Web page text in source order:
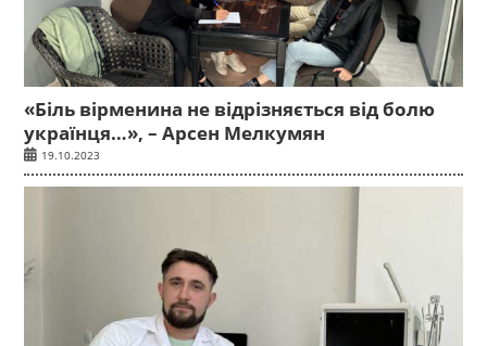
«Біль вірменина не відрізняється від болю
українця…», – Арсен Мелкумян
19.10.2023